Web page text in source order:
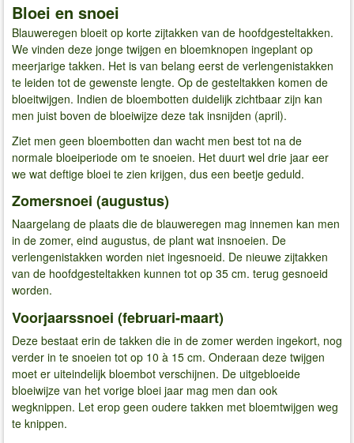
Bloei en snoei
Blauweregen bloeit op korte zijtakken van de hoofdgesteltakken.
We vinden deze jonge twijgen en bloemknopen ingeplant op
meerjarige takken. Het is van belang eerst de verlengenistakken
te leiden tot de gewenste lengte. Op de gesteltakken komen de
bloeitwijgen. Indien de bloembotten duidelijk zichtbaar zijn kan
men juist boven de bloeiwijze deze tak insnijden (april).
Ziet men geen bloembotten dan wacht men best tot na de
normale bloeiperiode om te snoeien. Het duurt wel drie jaar eer
we wat deftige bloei te zien krijgen, dus een beetje geduld.
Zomersnoei (augustus)
Naargelang de plaats die de blauweregen mag innemen kan men
in de zomer, eind augustus, de plant wat insnoeien. De
verlengenistakken worden niet ingesnoeid. De nieuwe zijtakken
van de hoofdgesteltakken kunnen tot op 35 cm. terug gesnoeid
worden.
Voorjaarssnoei (februari-maart)
Deze bestaat erin de takken die in de zomer werden ingekort, nog
verder in te snoeien tot op 10 à 15 cm. Onderaan deze twijgen
moet er uiteindelijk bloembot verschijnen. De uitgebloeide
bloeiwijze van het vorige bloei jaar mag men dan ook
wegknippen. Let erop geen oudere takken met bloemtwijgen weg
te knippen.